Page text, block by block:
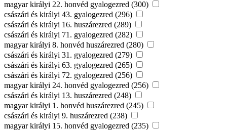
magyar királyi 22. honvéd gyalogezred (300)
császári és királyi 43. gyalogezred (296)
császári és királyi 16. huszárezred (289)
császári és királyi 71. gyalogezred (282)
magyar királyi 8. honvéd huszárezred (280)
császári és királyi 31. gyalogezred (279)
császári és királyi 63. gyalogezred (265)
császári és királyi 72. gyalogezred (256)
magyar királyi 24. honvéd gyalogezred (256)
császári és királyi 13. huszárezred (248)
magyar királyi 1. honvéd huszárezred (245)
császári és királyi 9. huszárezred (238)
magyar királyi 15. honvéd gyalogezred (235)